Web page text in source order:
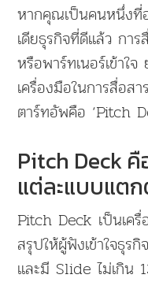
หากคุณเป็นคนหนึ่งที่
เดียธุรกิจที่ดีแล้ว กา
หรือพาร์ทเนอร์เข้าใ
เครื่องมือในการสื่อส
ตาร์ทอัพคือ ‘Pitch
Pitch Deck คื
แต่ละแบบแต
Pitch Deck เป็นเครื่
สรุปให้ผู้ฟังเข้าใจธุรกิ
และมี Slide ไม่เกิน